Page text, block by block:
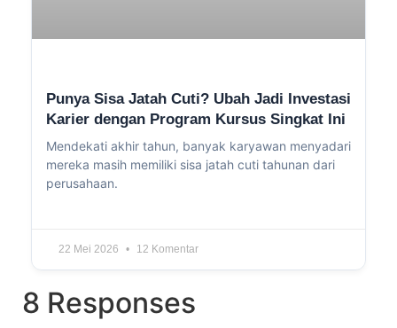
Punya Sisa Jatah Cuti? Ubah Jadi Investasi
Karier dengan Program Kursus Singkat Ini
Mendekati akhir tahun, banyak karyawan menyadari
mereka masih memiliki sisa jatah cuti tahunan dari
perusahaan.
22 Mei 2026 12 Komentar
8 Responses